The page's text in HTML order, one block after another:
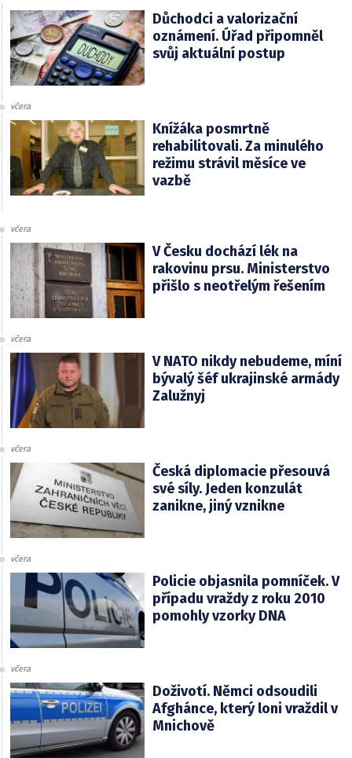
Důchodci a valorizační
oznámení. Úřad připomněl
svůj aktuální postup
včera
Knížáka posmrtně
rehabilitovali. Za minulého
režimu strávil měsíce ve
vazbě
včera
V Česku dochází lék na
rakovinu prsu. Ministerstvo
přišlo s neotřelým řešením
včera
V NATO nikdy nebudeme, míní
bývalý šéf ukrajinské armády
Zalužnyj
včera
Česká diplomacie přesouvá
své síly. Jeden konzulát
zanikne, jiný vznikne
včera
Policie objasnila pomníček. V
případu vraždy z roku 2010
pomohly vzorky DNA
včera
Doživotí. Němci odsoudili
Afghánce, který loni vraždil v
Mnichově